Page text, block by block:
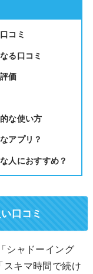
コミ
る口コミ
価
な使い方
アプリ？
人におすすめ？
口コミ
シャドーイング
キマ時間で続け